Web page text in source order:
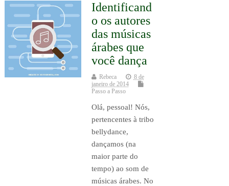
Identificand
o os autores
das músicas
árabes que
você dança
Rebeca
8 de
janeiro de 2014
Passo a Passo
Olá, pessoal! Nós,
pertencentes à tribo
bellydance,
dançamos (na
maior parte do
tempo) ao som de
músicas árabes. No